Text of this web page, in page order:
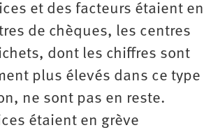
et des facteurs étaient en
de chèques, les centres
dont les chiffres sont
plus élevés dans ce type
ne sont pas en reste.
étaient en grève